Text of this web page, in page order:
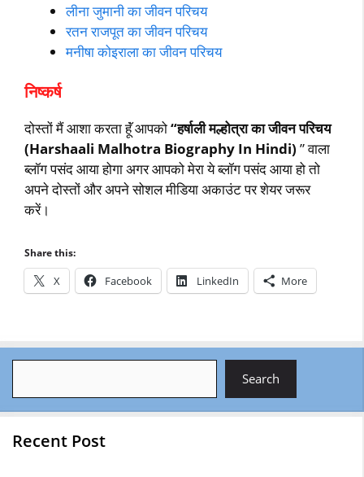
लीना जुमानी का जीवन परिचय
रतन राजपूत का जीवन परिचय
मनीषा कोइराला का जीवन परिचय
निष्‍कर्ष
दोस्‍तों मैं आशा करता हॅूं आपको“हर्षाली मल्होत्रा का जीवन परिचय
(Harshaali Malhotra Biography In Hindi) ” वाला
ब्‍लॉग पसंद आया होगा अगर आपको मेरा ये ब्‍लॉग पसंद आया हो तो
अपने दोस्‍तों और अपने सोशल मीडिया अकाउंट पर शेयर जरूर
करें।
Share this:
X Facebook LinkedIn More
Search
Recent Post